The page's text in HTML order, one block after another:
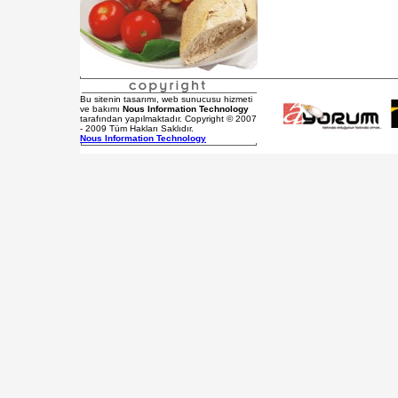
Bu sitenin tasarımı, web sunucusu hizmeti
ve bakımı Nous Information Technology
tarafından yapılmaktadır. Copyright © 2007
- 2009 Tüm Hakları Saklıdır.
Nous Information Technology